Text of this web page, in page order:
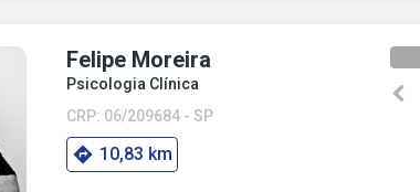
Felipe Moreira
Psicologia Clínica
CRP: 06/209684 - SP
10,83 km